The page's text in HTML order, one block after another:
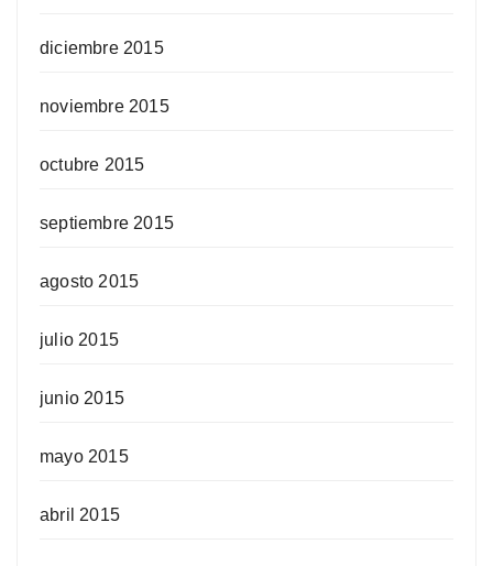
diciembre 2015
noviembre 2015
octubre 2015
septiembre 2015
agosto 2015
julio 2015
junio 2015
mayo 2015
abril 2015